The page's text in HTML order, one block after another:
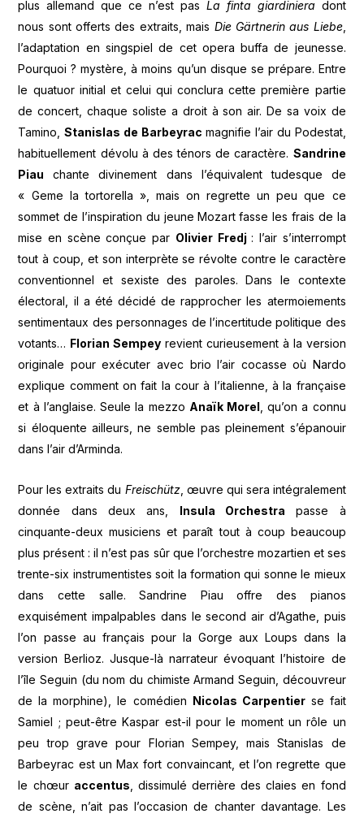
plus allemand que ce n’est pas La finta giardiniera dont
nous sont offerts des extraits, mais Die Gärtnerin aus Liebe,
l’adaptation en singspiel de cet opera buffa de jeunesse.
Pourquoi ? mystère, à moins qu’un disque se prépare. Entre
le quatuor initial et celui qui conclura cette première partie
de concert, chaque soliste a droit à son air. De sa voix de
Tamino,Stanislas de Barbeyrac magnifie l’air du Podestat,
habituellement dévolu à des ténors de caractère. Sandrine
Piau chante divinement dans l’équivalent tudesque de
« Geme la tortorella », mais on regrette un peu que ce
sommet de l’inspiration du jeune Mozart fasse les frais de la
mise en scène conçue par Olivier Fredj: l’air s’interrompt
tout à coup, et son interprète se révolte contre le caractère
conventionnel et sexiste des paroles. Dans le contexte
électoral, il a été décidé de rapprocher les atermoiements
sentimentaux des personnages de l’incertitude politique des
votants… Florian Sempey revient curieusement à la version
originale pour exécuter avec brio l’air cocasse où Nardo
explique comment on fait la cour à l’italienne, à la française
et à l’anglaise. Seule la mezzo Anaïk Morel , qu’on a connu
si éloquente ailleurs, ne semble pas pleinement s’épanouir
dans l’air d’Arminda.
Pour les extraits du Freischütz, œuvre qui sera intégralement
donnée dans deux ans, Insula Orchestra passe à
cinquante-deux musiciens et paraît tout à coup beaucoup
plus présent : il n’est pas sûr que l’orchestre mozartien et ses
trente-six instrumentistes soit la formation qui sonne le mieux
dans cette salle. Sandrine Piau offre des pianos
exquisément impalpables dans le second air d’Agathe, puis
l’on passe au français pour la Gorge aux Loups dans la
version Berlioz. Jusque-là narrateur évoquant l’histoire de
l’île Seguin (du nom du chimiste Armand Seguin, découvreur
de la morphine), le comédien Nicolas Carpentierse fait
Samiel ; peut-être Kaspar est-il pour le moment un rôle un
peu trop grave pour Florian Sempey, mais Stanislas de
Barbeyrac est un Max fort convaincant, et l’on regrette que
le chœur accentus , dissimulé derrière des claies en fond
de scène, n’ait pas l’occasion de chanter davantage. Les